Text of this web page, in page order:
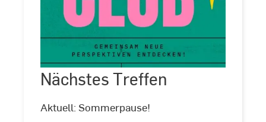
©
Hochschul-
und
RheinMain
Nächstes Treffen
Aktuell: Sommerpause!
Treffen